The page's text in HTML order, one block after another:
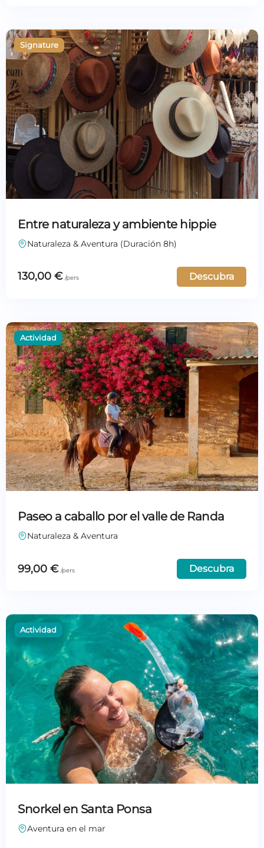
Entre naturaleza y ambiente hippie
Naturaleza & Aventura (Duración 8h)
130,00 € Descubra
Paseo a caballo por el valle de Randa
Naturaleza & Aventura
99,00 € Descubra
Snorkel en Santa Ponsa
Aventura en el mar